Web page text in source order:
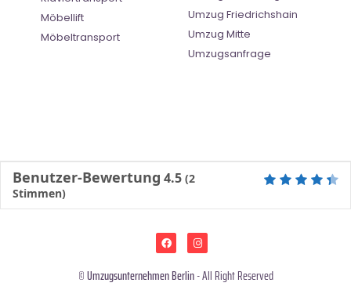
Möbellift
Möbeltransport
Umzug Friedrichshain
Umzug Mitte
Umzugsanfrage
Benutzer-Bewertung 4.5 (2
Stimmen)
©Umzugsunternehmen Berlin- All Right Reserved